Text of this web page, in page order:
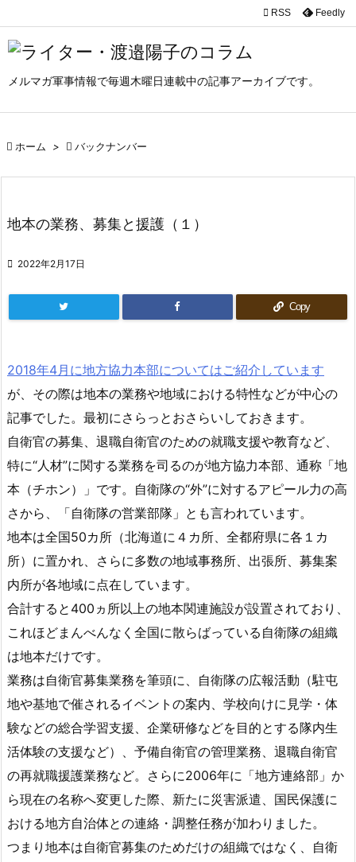
メルマガ軍事情報で毎週木曜日連載中の記事アーカイブです。

 RSS Feedly
 ホーム >  バックナンバー
地本の業務、募集と援護（１）
 2022年2月17日
Copy
2018年4月に地方協力本部についてはご紹介しています
が、その際は地本の業務や地域における特性などが中心の
記事でした。最初にさらっとおさらいしておきます。
自衛官の募集、退職自衛官のための就職支援や教育など、
特に“人材”に関する業務を司るのが地方協力本部、通称「地
本（チホン）」です。自衛隊の“外”に対するアピール力の高
さから、「自衛隊の営業部隊」とも言われています。
地本は全国50カ所（北海道に４カ所、全都府県に各１カ
所）に置かれ、さらに多数の地域事務所、出張所、募集案
内所が各地域に点在しています。
合計すると400ヵ所以上の地本関連施設が設置されており、
これほどまんべんなく全国に散らばっている自衛隊の組織
は地本だけです。
業務は自衛官募集業務を筆頭に、自衛隊の広報活動（駐屯
地や基地で催されるイベントの案内、学校向けに見学・体
験などの総合学習支援、企業研修などを目的とする隊内生
活体験の支援など）、予備自衛官の管理業務、退職自衛官
の再就職援護業務など。さらに2006年に「地方連絡部」か
ら現在の名称へ変更した際、新たに災害派遣、国民保護に
おける地方自治体との連絡・調整任務が加わりました。
つまり地本は自衛官募集のためだけの組織ではなく、自衛